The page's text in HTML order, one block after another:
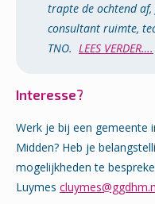
trapte de ochtend af,
consultant ruimte,
TNO. LEES VERDER….
Interesse?
Werk je bij een gemeente
Midden? Heb je
mogelijkheden te
Luymes